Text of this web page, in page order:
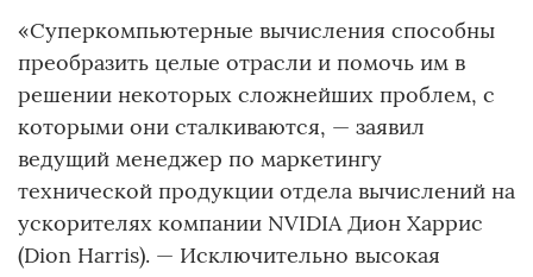
«Суперкомпьютерные вычисления способны
преобразить целые отрасли и помочь им в
решении некоторых сложнейших проблем, с
которыми они сталкиваются, — заявил
ведущий менеджер по маркетингу
технической продукции отдела вычислений на
ускорителях компании NVIDIA Дион Харрис
(Dion Harris). — Исключительно высокая